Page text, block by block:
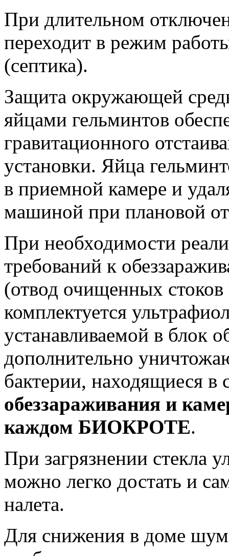
При длительном
переходит в режим
(септика).
Защита окружающей
яйцами гельминтов
гравитационного
установки. Яйца
в приемной камере и
машиной при плановой
При необходимости
требований к
(отвод очищенных стоков
комплектуется
устанавливаемой в блок
дополнительно
бактерии, находящиеся в
обеззараживания и
каждом БИОКРОТЕ.
При загрязнении стекла
можно легко достать и
налета.
Для снижения в доме